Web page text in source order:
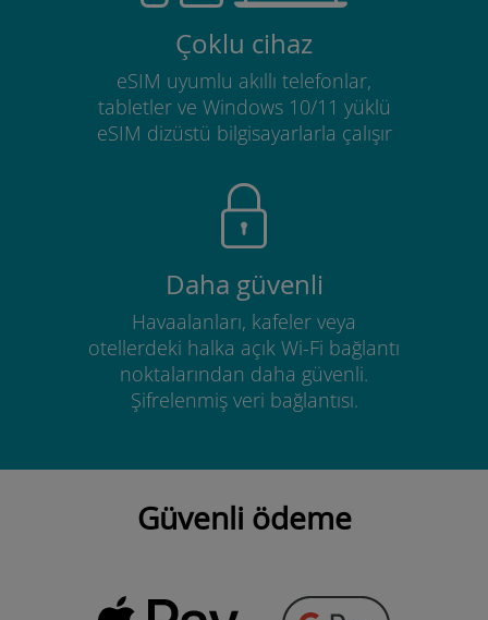
Çoklu cihaz
eSIM uyumlu akıllı telefonlar,
tabletler ve Windows 10/11 yüklü
eSIM dizüstü bilgisayarlarla çalışır
Daha güvenli
Havaalanları, kafeler veya
otellerdeki halka açık Wi-Fi bağlantı
noktalarından daha güvenli.
Şifrelenmiş veri bağlantısı.
Güvenli ödeme